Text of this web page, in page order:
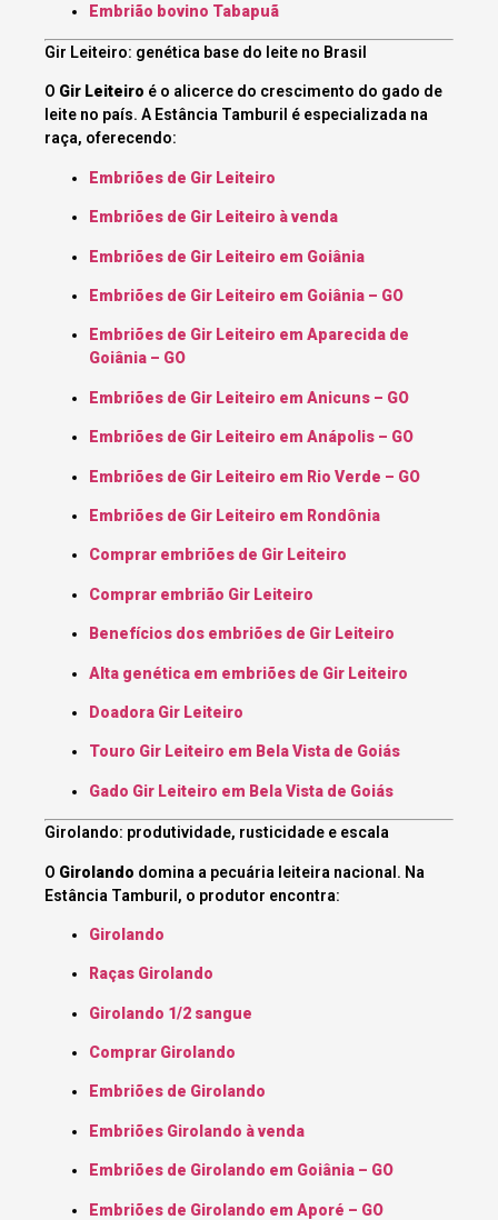
Embrião bovino Tabapuã
Gir Leiteiro: genética base do leite no Brasil
O Gir Leiteiro é o alicerce do crescimento do gado de
leite no país. A Estância Tamburil é especializada na
raça, oferecendo:
Embriões de Gir Leiteiro
Embriões de Gir Leiteiro à venda
Embriões de Gir Leiteiro em Goiânia
Embriões de Gir Leiteiro em Goiânia – GO
Embriões de Gir Leiteiro em Aparecida de
Goiânia – GO
Embriões de Gir Leiteiro em Anicuns – GO
Embriões de Gir Leiteiro em Anápolis – GO
Embriões de Gir Leiteiro em Rio Verde – GO
Embriões de Gir Leiteiro em Rondônia
Comprar embriões de Gir Leiteiro
Comprar embrião Gir Leiteiro
Benefícios dos embriões de Gir Leiteiro
Alta genética em embriões de Gir Leiteiro
Doadora Gir Leiteiro
Touro Gir Leiteiro em Bela Vista de Goiás
Gado Gir Leiteiro em Bela Vista de Goiás
Girolando: produtividade, rusticidade e escala
O Girolando domina a pecuária leiteira nacional. Na
Estância Tamburil, o produtor encontra:
Girolando
Raças Girolando
Girolando 1/2 sangue
Comprar Girolando
Embriões de Girolando
Embriões Girolando à venda
Embriões de Girolando em Goiânia – GO
Embriões de Girolando em Aporé – GO